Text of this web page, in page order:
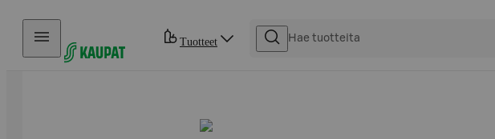
Hyppää sisältöön
Tuotteet